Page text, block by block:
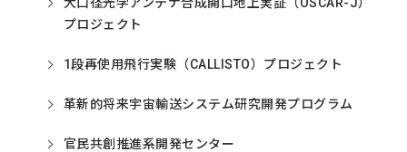
プロジェクト
1段再使用飛行実験（CALLISTO）プロジェクト
革新的将来宇宙輸送システム研究開発プログラム
官民共創推進系開発センター